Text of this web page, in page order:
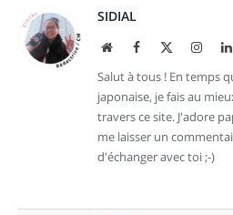
SIDIAL
Site
Facebook
Salut à tous ! En temps
japonaise, je fais au
travers ce site. J'adore
me laisser un
d'échanger avec toi ;-)